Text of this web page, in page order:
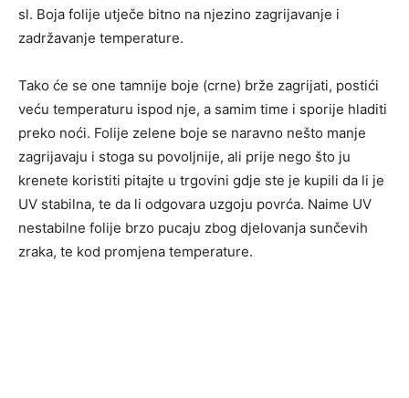
sl. Boja folije utječe bitno na njezino zagrijavanje i
zadržavanje temperature.
Tako će se one tamnije boje (crne) brže zagrijati, postići
veću temperaturu ispod nje, a samim time i sporije hladiti
preko noći. Folije zelene boje se naravno nešto manje
zagrijavaju i stoga su povoljnije, ali prije nego što ju
krenete koristiti pitajte u trgovini gdje ste je kupili da li je
UV stabilna, te da li odgovara uzgoju povrća. Naime UV
nestabilne folije brzo pucaju zbog djelovanja sunčevih
zraka, te kod promjena temperature.